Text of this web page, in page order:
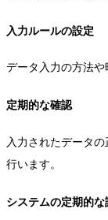
入力ルールの設定
データ入力の方法や
定期的な確認
入力されたデータ
行います。
システムの定期的な